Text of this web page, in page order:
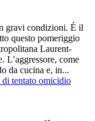
gravi condizioni. É il
questo pomeriggio
Laurent-
come
da cucina e, in...